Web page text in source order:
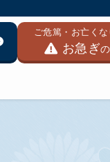
ご危篤・お亡く
お急ぎの